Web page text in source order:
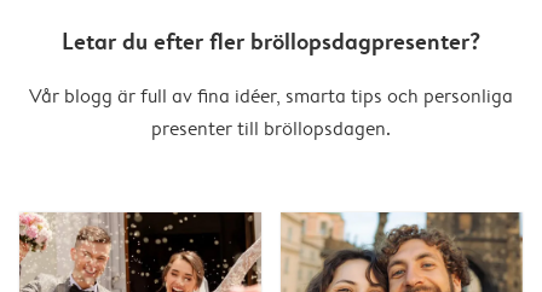
Letar du efter fler bröllopsdagpresenter?
Vår blogg är full av fina idéer, smarta tips och personliga
presenter till bröllopsdagen.